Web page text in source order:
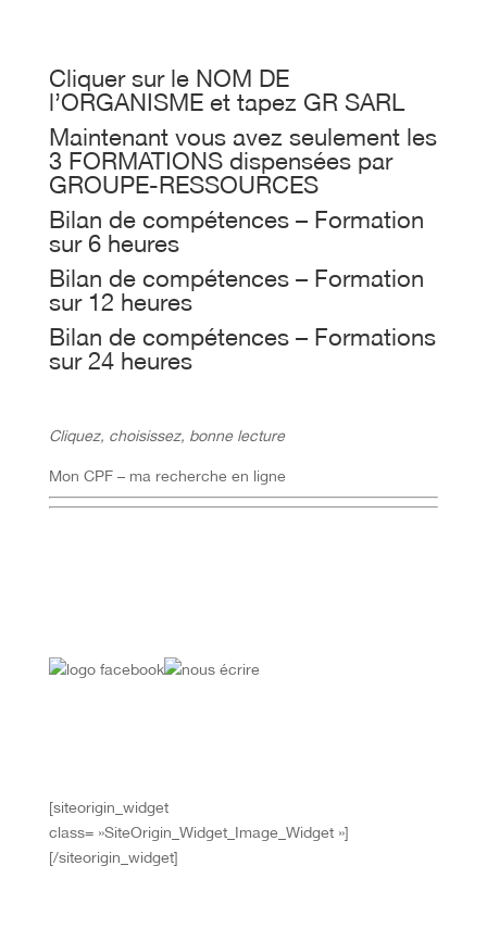
Cliquer sur le NOM DE
l’ORGANISME et tapez GR SARL
Maintenant vous avez seulement les
3 FORMATIONS dispensées par
GROUPE-RESSOURCES
Bilan de compétences – Formation
sur 6 heures
Bilan de compétences – Formation
sur 12 heures
Bilan de compétences – Formations
sur 24 heures
Cliquez, choisissez, bonne lecture
Mon CPF – ma recherche en ligne
[siteorigin_widget
class= »SiteOrigin_Widget_Image_Widget »]
[/siteorigin_widget]